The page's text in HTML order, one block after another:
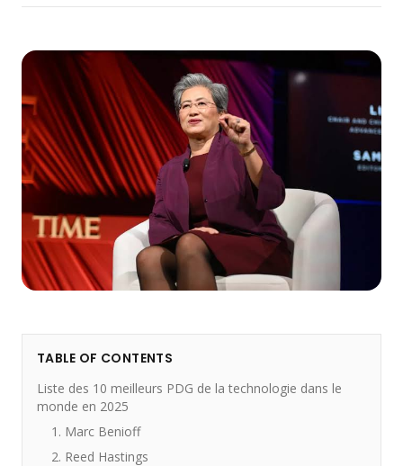
TABLE OF CONTENTS
Liste des 10 meilleurs PDG de la technologie dans le
monde en 2025
1. Marc Benioff
2. Reed Hastings